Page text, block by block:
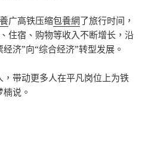
广高铁压缩包養網了旅行时间，
住宿、购物等收入不断增长，沿
济”向“综合经济”转型发展。
，带动更多人在平凡岗位上为铁
说。